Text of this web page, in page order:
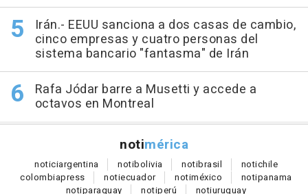
Irán.- EEUU sanciona a dos casas de cambio,
cinco empresas y cuatro personas del
sistema bancario "fantasma" de Irán
Rafa Jódar barre a Musetti y accede a
octavos en Montreal
notimérica
noticiargentina notibolivia notibrasil notichile
colombiapress notiecuador notiméxico notipanama
notiparaguay notiperú notiuruguay